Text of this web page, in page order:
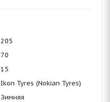
205
70
15
Ikon Tyres (Nokian Tyres)
Зимняя